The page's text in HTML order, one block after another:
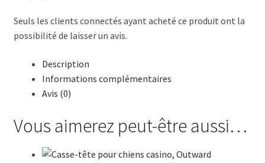
Seuls les clients connectés ayant acheté ce produit ont la
possibilité de laisser un avis.
Description
Informations complémentaires
Avis (0)
Vous aimerez peut-être aussi…